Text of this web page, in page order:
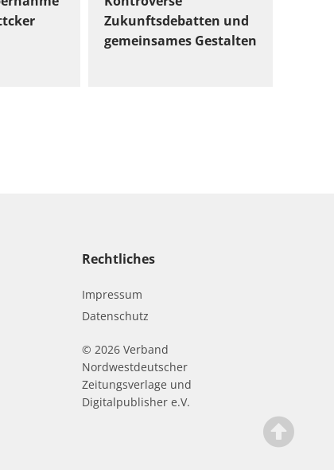
Zukunftsdebatten und
gemeinsames Gestalten
Rechtliches
Impressum
Datenschutz
© 2026 Verband
Nordwestdeutscher
Zeitungsverlage und
Digitalpublisher e.V.